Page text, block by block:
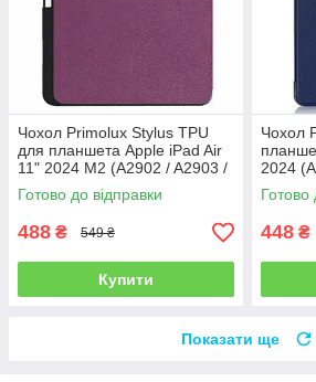
Чохол Primolux Stylus TPU
для планшета Apple iPad Air
11" 2024 M2 (A2902 / A2903 /
A2904) - Purple
Готово до відправки
488 ₴ 549 ₴
Купити
Чохол
2024
- Dark
Готово
448 ₴
Показати ще